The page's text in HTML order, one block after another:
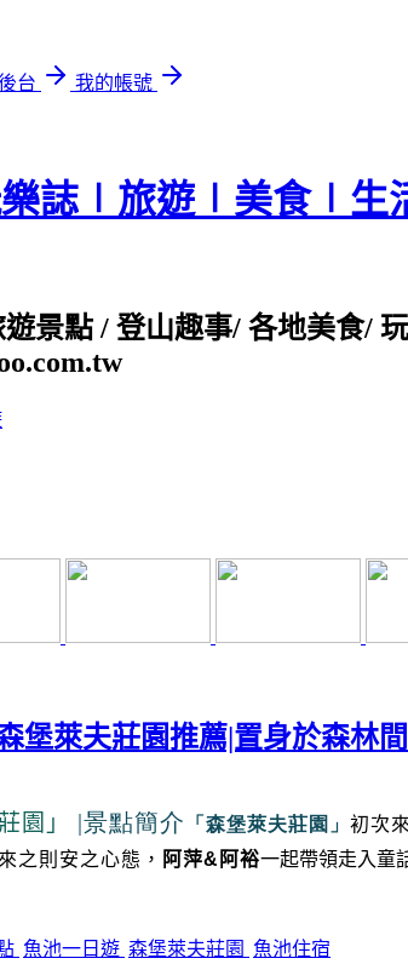
台
我的帳號
樂誌∣旅遊∣美食∣生
景點 / 登山趣事/ 各地美食/
堡萊夫莊園推薦|置身於森林
園」 |景點簡介 「森堡萊夫莊園」 初次
之則安之心態， 阿萍&阿裕一起帶領走入童
魚池一日遊 森堡萊夫莊園 魚池住宿